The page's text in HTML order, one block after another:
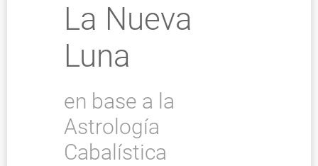
La Nueva
Luna
en base a la
Astrología
Cabalística